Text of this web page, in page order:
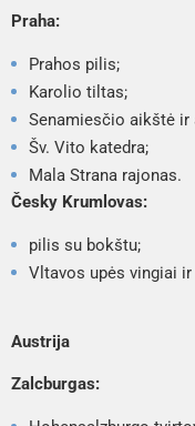
Praha:
Prahos pilis;
Karolio tiltas;
Senamiesčio aikštė
Šv. Vito katedra;
Mala Strana rajonas.
Česky Krumlovas:
pilis su bokštu;
Vltavos upės vingiai ir
Austrija
Zalcburgas: